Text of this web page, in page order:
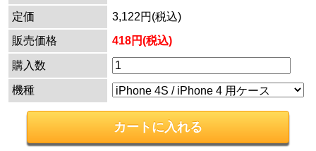
定価
3,122円(税込)
販売価格
418円(税込)
購入数
機種